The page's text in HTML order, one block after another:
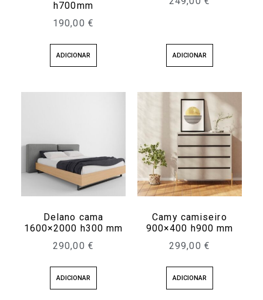
h700mm
190,00 €
ADICIONAR ADICIONAR
Delano cama
1600×2000 h300 mm
290,00 €
ADICIONAR
Camy camiseiro
900×400 h900 mm
299,00 €
ADICIONAR